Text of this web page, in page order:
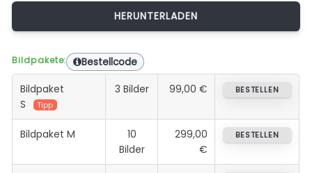
Bildpakete: Bestellcode
Bildpaket
S
Tipp
3 Bilder 99,00 € BESTELLEN
Bildpaket M
10
Bilder
299,00
€
BESTELLEN